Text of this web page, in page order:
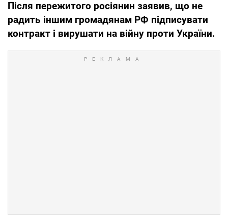
Після пережитого росіянин заявив, що не
радить іншим громадянам РФ підписувати
контракт і вирушати на війну проти України.